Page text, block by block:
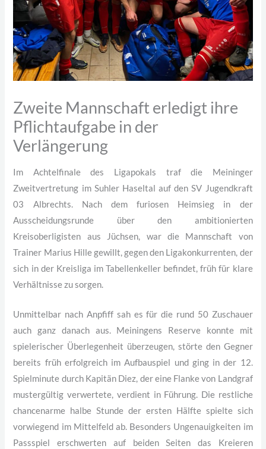
Zweite Mannschaft erledigt ihre
Pflichtaufgabe in der
Verlängerung
Im Achtelfinale des Ligapokals traf die Meininger
Zweitvertretung im Suhler Haseltal auf den SV Jugendkraft
03 Albrechts. Nach dem furiosen Heimsieg in der
Ausscheidungsrunde über den ambitionierten
Kreisoberligisten aus Jüchsen, war die Mannschaft von
Trainer Marius Hille gewillt, gegen den Ligakonkurrenten, der
sich in der Kreisliga im Tabellenkeller befindet, früh für klare
Verhältnisse zu sorgen.
Unmittelbar nach Anpfiff sah es für die rund 50 Zuschauer
auch ganz danach aus. Meiningens Reserve konnte mit
spielerischer Überlegenheit überzeugen, störte den Gegner
bereits früh erfolgreich im Aufbauspiel und ging in der 12.
Spielminute durch Kapitän Diez, der eine Flanke von Landgraf
mustergültig verwertete, verdient in Führung. Die restliche
chancenarme halbe Stunde der ersten Hälfte spielte sich
vorwiegend im Mittelfeld ab. Besonders Ungenauigkeiten im
Passspiel erschwerten auf beiden Seiten das Kreieren